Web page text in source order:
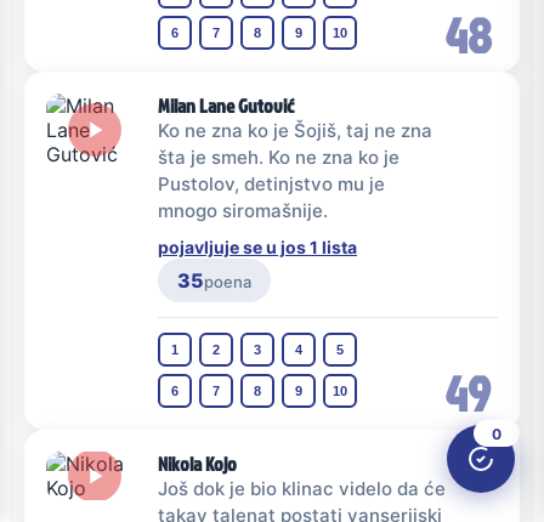
48
6 7 8 9 10
49
Milan Lane Gutović
Ko ne zna ko je Šojiš, taj ne zna
šta je smeh. Ko ne zna ko je
Pustolov, detinjstvo mu je
mnogo siromašnije.
pojavljuje se u jos 1 lista
35poena
1 2 3 4 5
6 7 8 9 10
Nikola Kojo
Još dok je bio klinac videlo da će
takav talenat postati vanserijski
0